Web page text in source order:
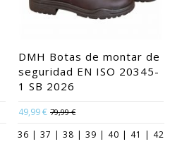
DMH Botas de montar de
seguridad EN ISO 20345-
1 SB 2026
49,99 € 79,99 €
36 | 37 | 38 | 39 | 40 | 41 | 42